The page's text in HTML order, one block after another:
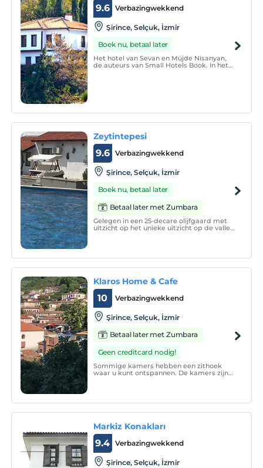
Verbazingwekkend
9.6
Şirince, Selçuk, İzmir
Boek nu, betaal later
Het hotel van Sevan en Müjde Nisanyan,
de auteurs van Small Hotels Book. In het
Zeytintepesi
Verbazingwekkend
9.6
Şirince, Selçuk, İzmir
Boek nu, betaal later
Betaal later met Zumbara
Gelegen in een 25-decare olijfgaard met
uitzicht op het unieke uitzicht op de vallei
die dienst doet bij organisaties en de
Klaros Home & Cafe
Verbazingwekkend
10
Şirince, Selçuk, İzmir
Betaal later met Zumbara
Geen creditcard nodig!
Sommige kamers hebben een zithoek
waar u kunt ontspannen. De kamers zijn
Markiz Konakları
Verbazingwekkend
9.4
Şirince, Selçuk, İzmir